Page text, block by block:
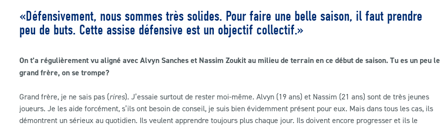
«Défensivement, nous sommes très solides. Pour faire une belle saison, il faut prendre
peu de buts. Cette assise défensive est un objectif collectif.»
On t’a régulièrement vu aligné avec Alvyn Sanches et Nassim Zoukit au milieu de terrain en ce début de saison. Tu es un peu le
grand frère, on se trompe?
Grand frère, je ne sais pas (rires). J’essaie surtout de rester moi-même. Alvyn (19 ans) et Nassim (21 ans) sont de très jeunes
joueurs. Je les aide forcément, s’ils ont besoin de conseil, je suis bien évidemment présent pour eux. Mais dans tous les cas, ils
démontrent un sérieux au quotidien. Ils veulent apprendre toujours plus chaque jour. Ils doivent encore progresser et ils le